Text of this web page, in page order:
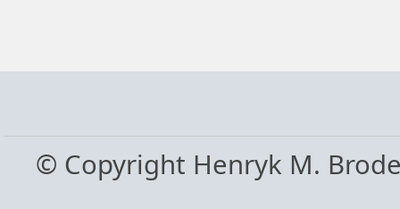
© Copyright Henryk M.